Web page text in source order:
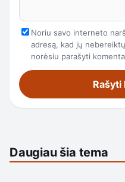
Noriu savo interneto
adresą, kad jų
norėsiu parašyti
Daugiau šia tema